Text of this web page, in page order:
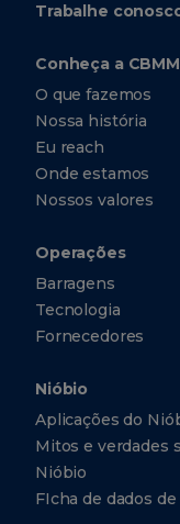
Trabalhe
Conheça a CBMM
O que fazemos
Nossa história
Eu reach
Onde estamos
Nossos valores
Operações
Barragens
Tecnologia
Fornecedores
Nióbio
Aplicações do
Mitos e verdades
Nióbio
FIcha de dados